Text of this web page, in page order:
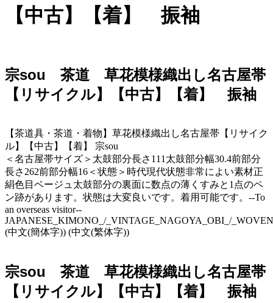
【中古】【着】 振袖
宗sou 茶道 草花模様織出し名古屋帯
【リサイクル】【中古】【着】 振袖
【茶道具・茶道・着物】草花模様織出し名古屋帯【リサイク
ル】【中古】【着】 宗sou
＜名古屋帯サイズ＞太鼓部分長さ111太鼓部分幅30.4前部分
長さ262前部分幅16＜状態＞時代現代状態非常によい素材正
絹色目ベージュ太鼓部分の裏面に数点の薄くすみと1点のペ
ン跡があります。状態は大変良いです。着用可能です。--To
an overseas visitor--
JAPANESE_KIMONO_/_VINTAGE_NAGOYA_OBI_/
(中文(簡体字)) (中文(繁体字))
宗sou 茶道 草花模様織出し名古屋帯
【リサイクル】【中古】【着】 振袖